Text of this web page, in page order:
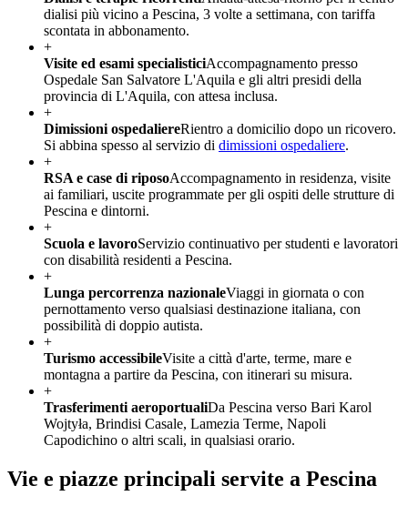
dialisi più vicino a Pescina, 3 volte a settimana, con tariffa
scontata in abbonamento.
+
Visite ed esami specialisticiAccompagnamento presso
Ospedale San Salvatore L'Aquila e gli altri presidi della
provincia di L'Aquila, con attesa inclusa.
+
Dimissioni ospedaliereRientro a domicilio dopo un ricovero.
Si abbina spesso al servizio di dimissioni ospedaliere.
+
RSA e case di riposoAccompagnamento in residenza, visite
ai familiari, uscite programmate per gli ospiti delle strutture di
Pescina e dintorni.
+
Scuola e lavoroServizio continuativo per studenti e lavoratori
con disabilità residenti a Pescina.
+
Lunga percorrenza nazionaleViaggi in giornata o con
pernottamento verso qualsiasi destinazione italiana, con
possibilità di doppio autista.
+
Turismo accessibileVisite a città d'arte, terme, mare e
montagna a partire da Pescina, con itinerari su misura.
+
Trasferimenti aeroportualiDa Pescina verso Bari Karol
Wojtyła, Brindisi Casale, Lamezia Terme, Napoli
Capodichino o altri scali, in qualsiasi orario.
Vie e piazze principali servite a Pescina